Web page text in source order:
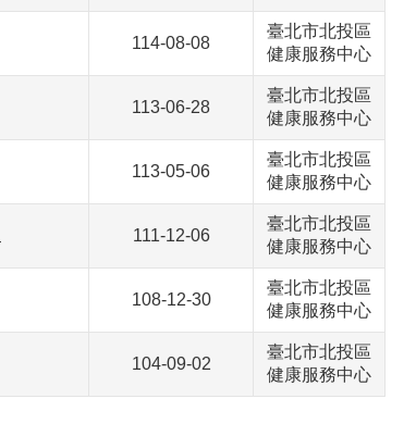
114-08-08
臺北市北投區
健康服務中心
113-06-28
臺北市北投區
健康服務中心
113-05-06
臺北市北投區
健康服務中心
111-12-06
臺北市北投區
健康服務中心
108-12-30
臺北市北投區
健康服務中心
104-09-02
臺北市北投區
健康服務中心